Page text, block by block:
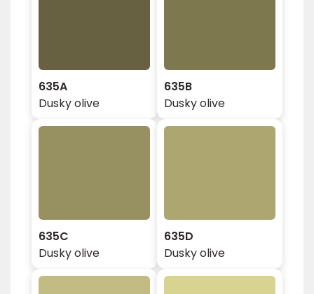
635A
Dusky olive
635B
Dusky olive
635C
Dusky olive
635D
Dusky olive